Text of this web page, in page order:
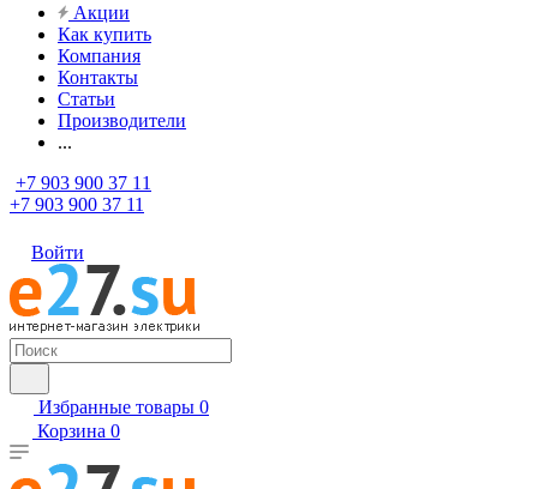
Акции
Как купить
Компания
Контакты
Статьи
Производители
...
+7 903 900 37 11
+7 903 900 37 11
Войти
Избранные товары 0
Корзина 0